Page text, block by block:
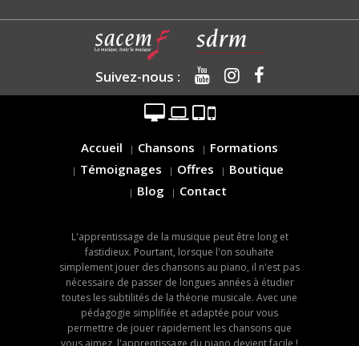
Suivez-nous :
Accueil Chansons
Formations
Témoignages
Offres
Boutique
Blog
Contact
L'apprentissage de la musique peut être long et
fastidieux. Pourtant, lorsque l'on souhaite
simplement jouer des chansons au piano, il n'est pas
nécessaire de passer de longues années à étudier
toutes les subtilités de la théorie musicale. Avec une
pédagogie simplifiée et adaptée pour vous
permettre de jouer rapidement les chansons que
vous aimez, l'apprentissage du piano devient facile !